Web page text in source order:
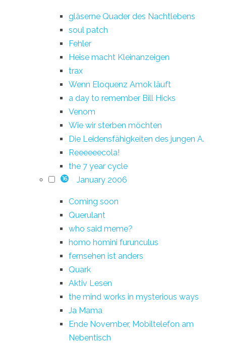
gläserne Quader des Nachtlebens
soul patch
Fehler
Heise macht Kleinanzeigen
trax
Wenn Eloquenz Amok läuft
a day to remember Bill Hicks
Venom
Wie wir sterben möchten
Die Leidensfähigkeiten des jungen A.
Reeeeeecola!
the 7 year cycle
16 January 2006
Coming soon
Querulant
who said meme?
homo homini furunculus
fernsehen ist anders
Quark
Aktiv Lesen
the mind works in mysterious ways
Ja Mama
Ende November, Mobiltelefon am
Nebentisch